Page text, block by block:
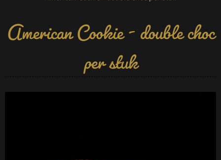
American Cookie - double choc
per stuk